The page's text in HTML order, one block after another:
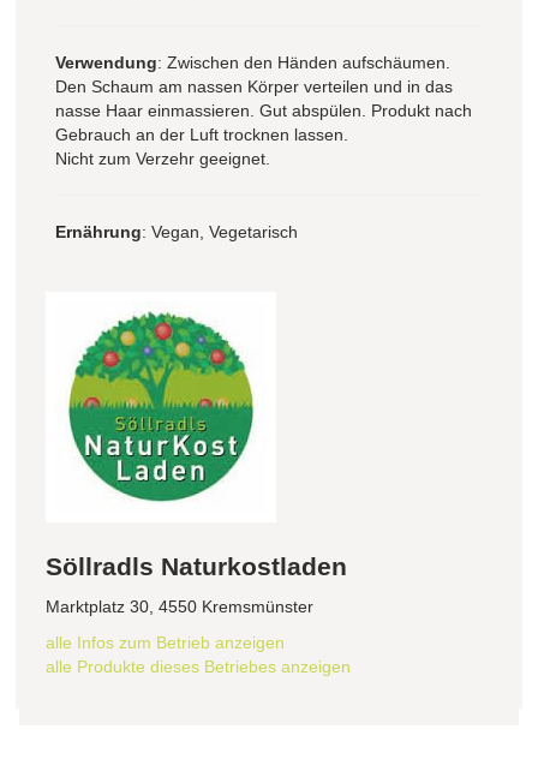
Verwendung: Zwischen den Händen aufschäumen.
Den Schaum am nassen Körper verteilen und in das
nasse Haar einmassieren. Gut abspülen. Produkt nach
Gebrauch an der Luft trocknen lassen.
Nicht zum Verzehr geeignet.
Ernährung: Vegan, Vegetarisch
Söllradls Naturkostladen
Marktplatz 30, 4550 Kremsmünster
alle Infos zum Betrieb anzeigen
alle Produkte dieses Betriebes anzeigen